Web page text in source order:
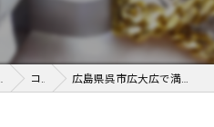
コラム 広島県呉市広大広で満員御礼！買取成功の秘訣とは？